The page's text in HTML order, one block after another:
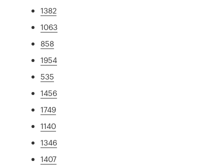
1382
1063
858
1954
535
1456
1749
1140
1346
1407